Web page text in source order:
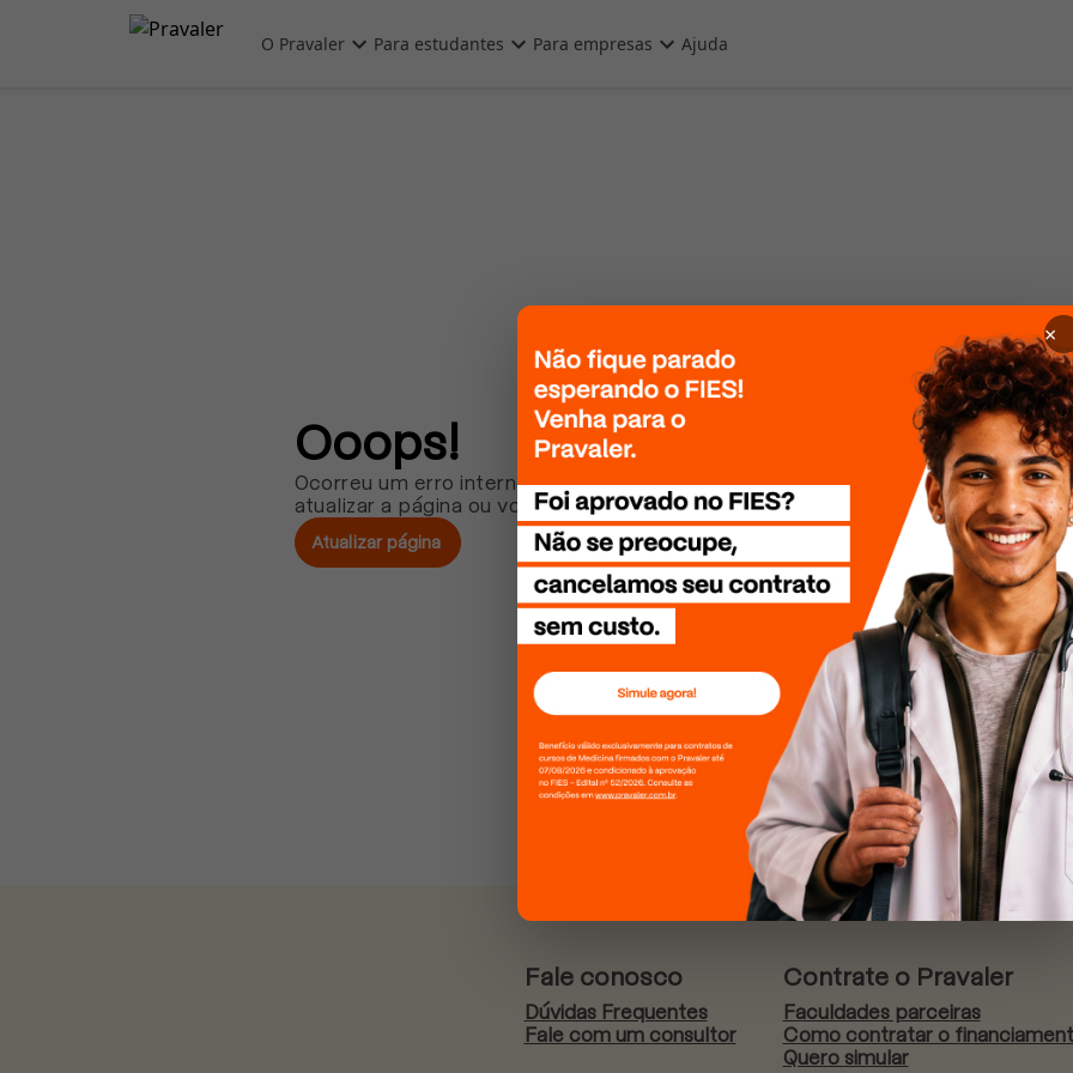
Pular para o conteúdo principal
O Pravaler Para estudantes Para empresas Ajuda
Ooops!
Ocorreu um erro interno. Por favor, tente
atualizar a página ou volte mais tarde!
Atualizar página
Fale conosco
Dúvidas Frequentes
Fale com um consultor
Contrate o Pravaler
Faculdades parceiras
Como contratar o
Quero simular
×